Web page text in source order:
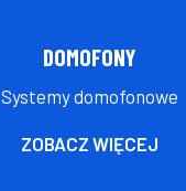
DOMOFONY
Systemy domofonowe
ZOBACZ WIĘCEJ